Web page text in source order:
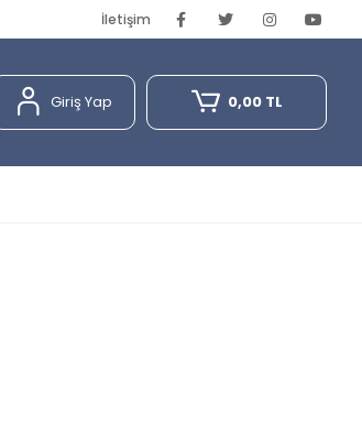
İletişim
Giriş Yap 0,00 TL